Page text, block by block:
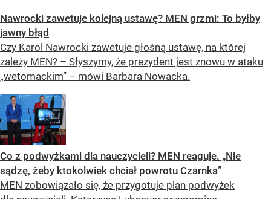
Nawrocki zawetuje kolejną ustawę? MEN grzmi: To byłby
jawny błąd
Czy Karol Nawrocki zawetuje głośną ustawę, na której
zależy MEN? – Słyszymy, że prezydent jest znowu w ataku
„wetomackim” – mówi Barbara Nowacka.
Co z podwyżkami dla nauczycieli? MEN reaguje. „Nie
sądzę, żeby ktokolwiek chciał powrotu Czarnka”
MEN zobowiązało się, że przygotuje plan podwyżek